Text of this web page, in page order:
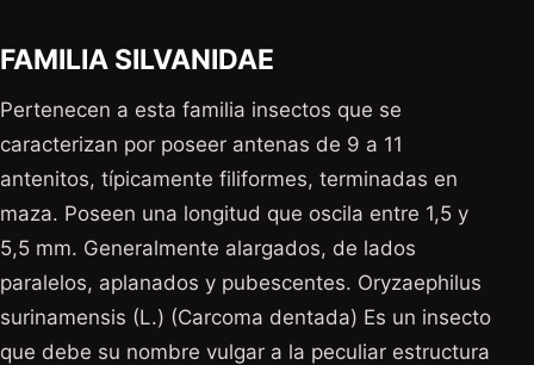
FAMILIA SILVANIDAE
Pertenecen a esta familia insectos que se
caracterizan por poseer antenas de 9 a 11
antenitos, típicamente filiformes, terminadas en
maza. Poseen una longitud que oscila entre 1,5 y
5,5 mm. Generalmente alargados, de lados
paralelos, aplanados y pubescentes. Oryzaephilus
surinamensis (L.) (Carcoma dentada) Es un insecto
que debe su nombre vulgar a la peculiar estructura